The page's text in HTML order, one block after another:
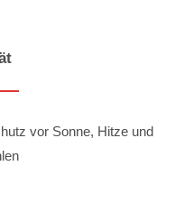
vor Sonne, Hitze und